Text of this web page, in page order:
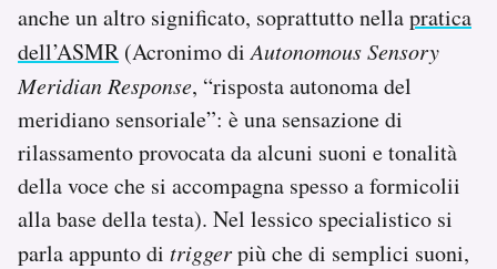
anche un altro significato, soprattutto nellapratica
dell’ASMR (Acronimo diAutonomous Sensory
Meridian Response, “risposta autonoma del
meridiano sensoriale”: è una sensazione di
rilassamento provocata da alcuni suoni e tonalità
della voce che si accompagna spesso a formicolii
alla base della testa). Nel lessico specialistico si
parla appunto di triggerpiù che di semplici suoni,